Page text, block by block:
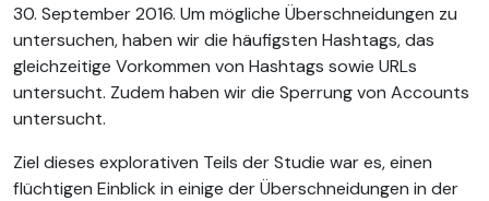
30. September 2016. Um mögliche Überschneidungen zu
untersuchen, haben wir die häufigsten Hashtags, das
gleichzeitige Vorkommen von Hashtags sowie URLs
untersucht. Zudem haben wir die Sperrung von Accounts
untersucht.
Ziel dieses explorativen Teils der Studie war es, einen
flüchtigen Einblick in einige der Überschneidungen in der